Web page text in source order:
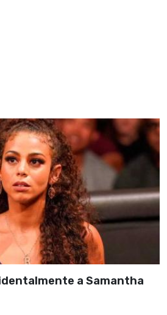
a Samantha